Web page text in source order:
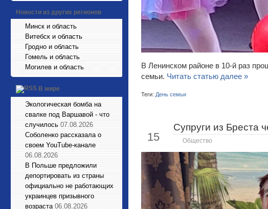
Новости из других регионов
Минск и область
Витебск и область
Гродно и область
Гомель и область
Могилев и область
В мире
Экологическая бомба на
свалке под Варшавой - что
случилось 07.08.2026
Соболенко рассказала о
своем YouTube-канале
06.08.2026
В Польше предложили
депортировать из страны
официально не работающих
украинцев призывного
возраста 06.08.2026
В Ленинском районе в 10-й раз
семьи. Читать статью далее »
Теги: День семьи
15
Супруги из Бреста
Общество